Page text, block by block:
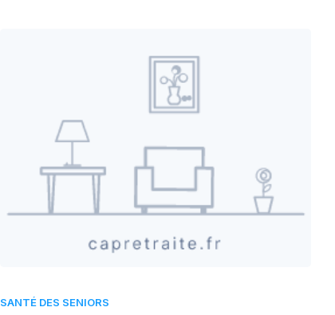
SANTÉ DES SENIORS